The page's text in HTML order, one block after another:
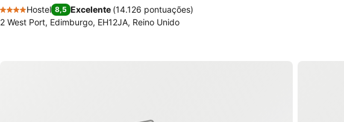
4 Estrelas
Hostel 8,5 Excelente (14.126 pontuações)
2 West Port, Edimburgo, EH12JA, Reino Unido